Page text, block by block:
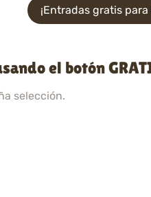
¡Entradas gratis
el botón
selección.